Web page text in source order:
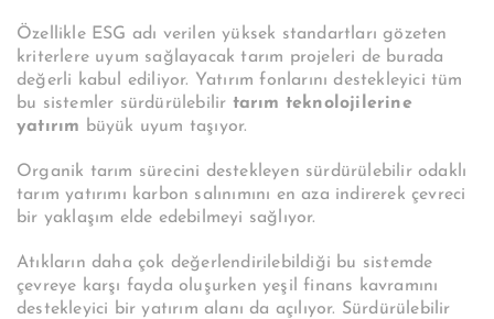
Özellikle ESG adı verilen yüksek standartları gözeten
kriterlere uyum sağlayacak tarım projeleri de burada
değerli kabul ediliyor. Yatırım fonlarını destekleyici tüm
bu sistemler sürdürülebilir tarım teknolojilerine
yatırım büyük uyum taşıyor.
Organik tarım sürecini destekleyen sürdürülebilir odaklı
tarım yatırımı karbon salınımını en aza indirerek çevreci
bir yaklaşım elde edebilmeyi sağlıyor.
Atıkların daha çok değerlendirilebildiği bu sistemde
çevreye karşı fayda oluşurken yeşil finans kavramını
destekleyici bir yatırım alanı da açılıyor. Sürdürülebilir